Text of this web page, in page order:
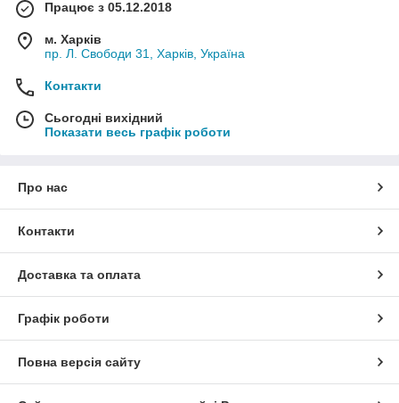
Працює з 05.12.2018
м. Харків
пр. Л. Свободи 31, Харків, Україна
Контакти
Сьогодні вихідний
Показати весь графік роботи
Про нас
Контакти
Доставка та оплата
Графік роботи
Повна версія сайту